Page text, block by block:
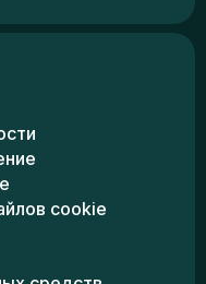
cookie